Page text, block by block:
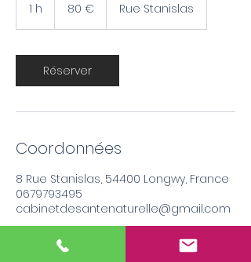
1 h 80 € Rue Stanislas
Réserver
Coordonnées
8 Rue Stanislas, 54400 Longwy, France
0679793495
cabinetdesantenaturelle@gmail.com